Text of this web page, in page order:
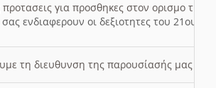
προτασεις για προσθηκες στον ορισμο
ενδιαφερουν οι δεξιοτητες του 21ου
τη διευθυνση της παρουσίασής μας